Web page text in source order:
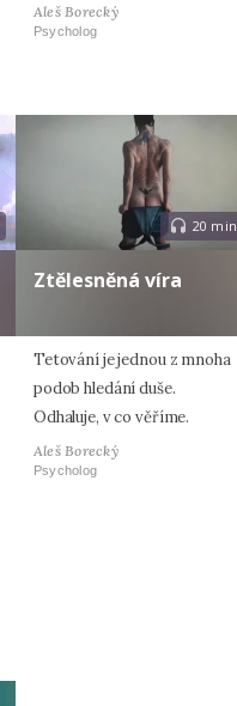
Aleš Borecký
Psycholog
20 min
Ztělesněná víra
Tetování je jednou z mnoha
podob hledání duše.
Odhaluje, v co věříme.
Aleš Borecký
Psycholog